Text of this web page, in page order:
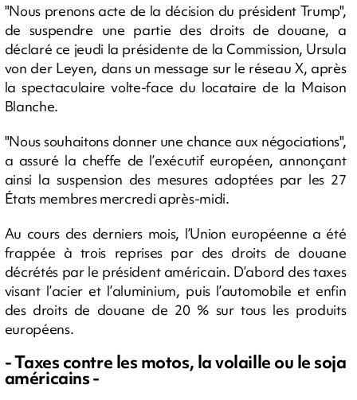
"Nous prenons acte de la décision du président Trump",
de suspendre une partie des droits de douane, a
déclaré ce jeudi la présidente de la Commission, Ursula
von der Leyen, dans un message sur le réseau X, après
la spectaculaire volte-face du locataire de la Maison
Blanche.
"Nous souhaitons donner une chance aux négociations",
a assuré la cheffe de l’exécutif européen, annonçant
ainsi la suspension des mesures adoptées par les 27
États membres mercredi après-midi.
Au cours des derniers mois, l’Union européenne a été
frappée à trois reprises par des droits de douane
décrétés par le président américain. D’abord des taxes
visant l’acier et l’aluminium, puis l’automobile et enfin
des droits de douane de 20 % sur tous les produits
européens.
- Taxes contre les motos, la volaille ou le soja
américains -